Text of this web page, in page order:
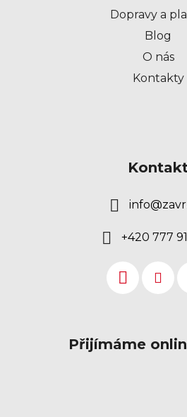
Dopravy a
Blog
O nás
Kontakty
info@
+420 777
Přijímáme